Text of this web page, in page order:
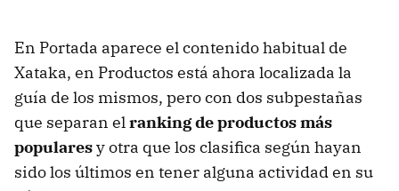
En Portada aparece el contenido habitual de
Xataka, en Productos está ahora localizada la
guía de los mismos, pero con dos subpestañas
que separan elranking de productos más
popularesy otra que los clasifica según hayan
sido los últimos en tener alguna actividad en su